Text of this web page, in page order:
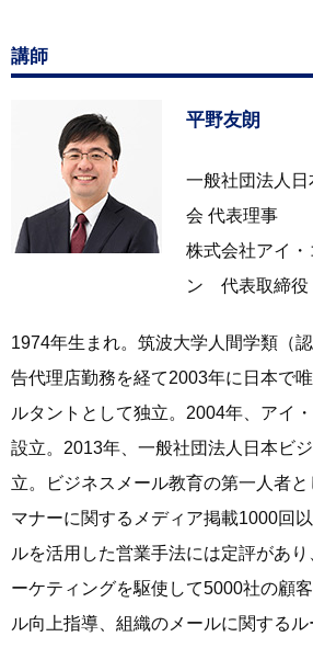
講師
平野友朗
一般社団法人
会 代表理事
株式会社アイ・
ン 代表取締役
1974年生まれ。筑波大学人間学類（
告代理店勤務を経て2003年に日本で
ルタントとして独立。2004年、アイ
設立。2013年、一般社団法人日本ビ
立。ビジネスメール教育の第一人者
マナーに関するメディア掲載1000回
ルを活用した営業手法には定評があ
ーケティングを駆使して5000社の顧
ル向上指導、組織のメールに関する